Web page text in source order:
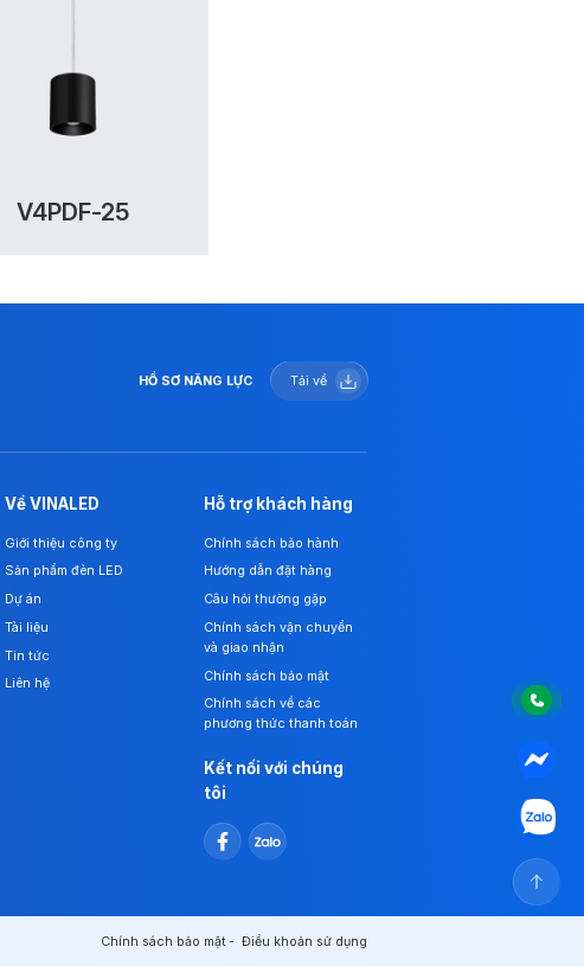
V4PDF-25
HỒ SƠ NĂNG LỰC Tải về
Về VINALED
Giới thiệu công ty
Sản phẩm đèn LED
Dự án
Tài liệu
Tin tức
Liên hệ
Hỗ trợ khách hàng
Chính sách bảo hành
Hướng dẫn đặt hàng
Câu hỏi thường gặp
Chính sách vận chuyển
và giao nhận
Chính sách bảo mật
Chính sách về các
phương thức thanh toán
Kết nối với chúng
tôi
Chính sách bảo mật Điều khoản sử dụng